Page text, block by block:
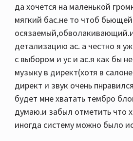
да хочется на маленькой
мягкий бас.не то чтоб
детализацию ас. а честно я
с выбором и ус и ас.я как бы
музыку в директ(хотя в
директ и звук очень
будет мне хватать тембро
думаю.и забыл отметить что
иногда систему можно было